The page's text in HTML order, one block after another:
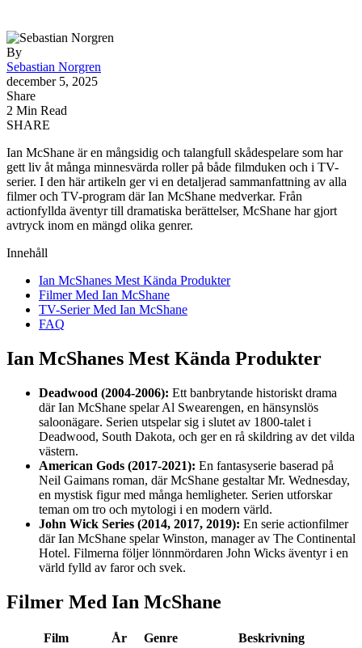
By
Sebastian Norgren
december 5, 2025
Share
2 Min Read
SHARE
Ian McShane är en mångsidig och talangfull skådespelare som har
gett liv åt många minnesvärda roller på både filmduken och i TV-
serier. I den här artikeln ger vi en detaljerad sammanfattning av alla
filmer och TV-program där Ian McShane medverkar. Från
actionfyllda äventyr till dramatiska berättelser, McShane har gjort
avtryck inom en mängd olika genrer.
Innehåll
Ian McShanes Mest Kända Produkter
Filmer Med Ian McShane
TV-Serier Med Ian McShane
FAQ
Ian McShanes Mest Kända Produkter
Deadwood (2004-2006): Ett banbrytande historiskt drama
där Ian McShane spelar Al Swearengen, en hänsynslös
saloonägare. Serien utspelar sig i slutet av 1800-talet i
Deadwood, South Dakota, och ger en rå skildring av det vilda
västern.
American Gods (2017-2021): En fantasyserie baserad på
Neil Gaimans roman, där McShane gestaltar Mr. Wednesday,
en mystisk figur med många hemligheter. Serien utforskar
teman om tro och mytologi i en modern värld.
John Wick Series (2014, 2017, 2019): En serie actionfilmer
där Ian McShane spelar Winston, manager av The Continental
Hotel. Filmerna följer lönnmördaren John Wicks äventyr i en
värld fylld av faror och svek.
Filmer Med Ian McShane
Film År Genre
Beskrivning